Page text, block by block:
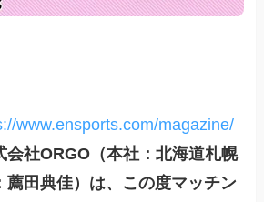
www.ensports.com/magazine/
会社ORGO（本社：北海道札幌
薦田典佳）は、この度マッチン